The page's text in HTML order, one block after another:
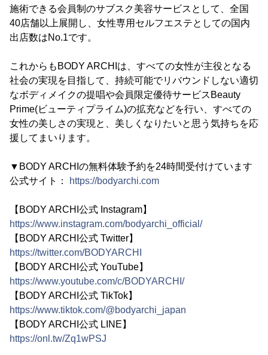
施術できる会員制のサブスク美容サービスとして、全国
40店舗以上展開し、女性専用セルフエステとしての国内
出店数はNo.1です。
これからもBODY ARCHIは、すべての女性が主役となる
社会の実現を目指して、持続可能でリバウンドしない適切
なボディメイクの提唱や会員限定優待サービスBeauty
Prime(ビューティプライム)の拡充などを行い、すべての
女性の美しさの実現と、美しくなりたいと思う気持ちを応
援してまいります。
▼BODY ARCHIの無料体験予約を24時間受付けています
公式サイト：
https://bodyarchi.com
【BODY ARCHI公式 Instagram】
https://www.instagram.com/bodyarchi_official/
【BODY ARCHI公式 Twitter】
https://twitter.com/BODYARCHI
【BODY ARCHI公式 YouTube】
https://www.youtube.com/c/BODYARCHI/
【BODY ARCHI公式 TikTok】
https://www.tiktok.com/@bodyarchi_japan
【BODY ARCHI公式 LINE】
https://onl.tw/Zq1wPSJ